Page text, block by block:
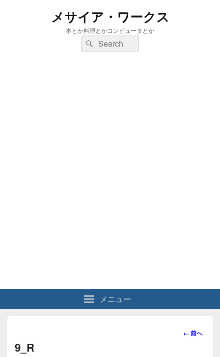
メサイア・ワークス
本とか料理とかコンピュータとか
検
索:
検
索
メニュー
画
← 前へ
9_R